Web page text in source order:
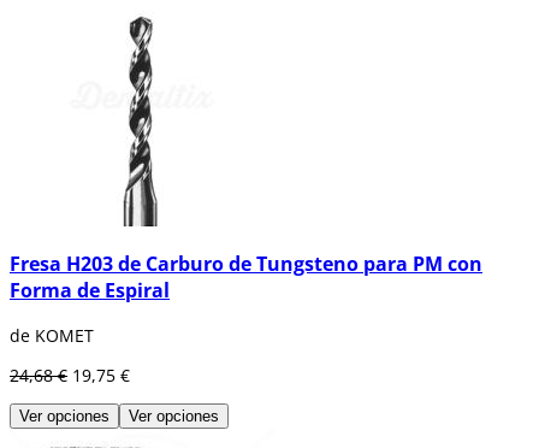
Fresa H203 de Carburo de Tungsteno para PM con
Forma de Espiral
de KOMET
24,68 € 19,75 €
Ver opciones Ver opciones